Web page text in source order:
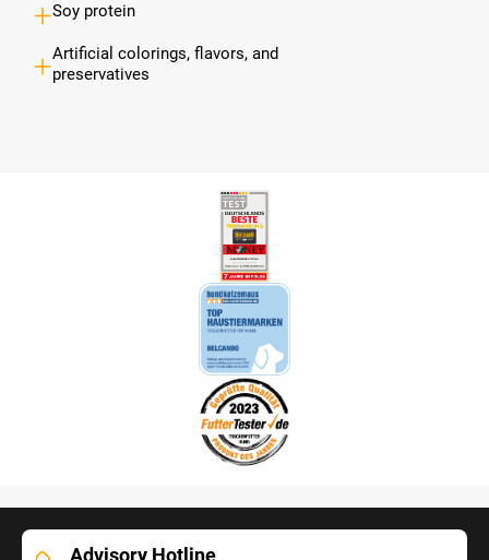
Soy protein
Artificial colorings, flavors, and
preservatives
Advisory Hotline